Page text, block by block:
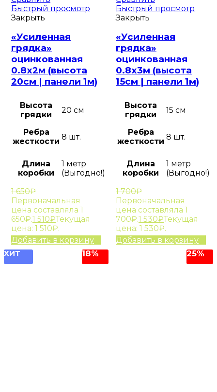
Быстрый просмотр
Закрыть
«Усиленная
грядка»
оцинкованная
0.8х2м (высота
20см | панели 1м)
Высота
грядки
20 см
Ребра
жесткости 8 шт.
Длина
коробки
1 метр
(Выгодно!)
1 650₽
Первоначальная
цена составляла 1
650₽.1 510₽Текущая
цена: 1 510₽.
Добавить в корзину
Быстрый просмотр
Закрыть
«Усиленная
грядка»
оцинкованная
0.8х3м (высота
15см | панели 1м)
Высота
грядки
15 см
Ребра
жесткости 8 шт.
Длина
коробки
1 метр
(Выгодно!)
1 700₽
Первоначальная
цена составляла 1
700₽.1 530₽Текущая
цена: 1 530₽.
Добавить в корзину
ХИТ
18% 25%